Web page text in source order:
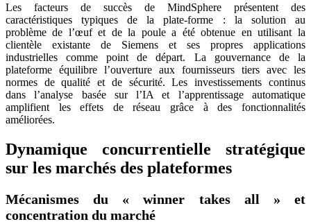
Les facteurs de succès de MindSphere présentent des
caractéristiques typiques de la plate-forme : la solution au
problème de l’œuf et de la poule a été obtenue en utilisant la
clientèle existante de Siemens et ses propres applications
industrielles comme point de départ. La gouvernance de la
plateforme équilibre l’ouverture aux fournisseurs tiers avec les
normes de qualité et de sécurité. Les investissements continus
dans l’analyse basée sur l’IA et l’apprentissage automatique
amplifient les effets de réseau grâce à des fonctionnalités
améliorées.
Dynamique concurrentielle stratégique
sur les marchés des plateformes
Mécanismes du « winner takes all » et
concentration du marché